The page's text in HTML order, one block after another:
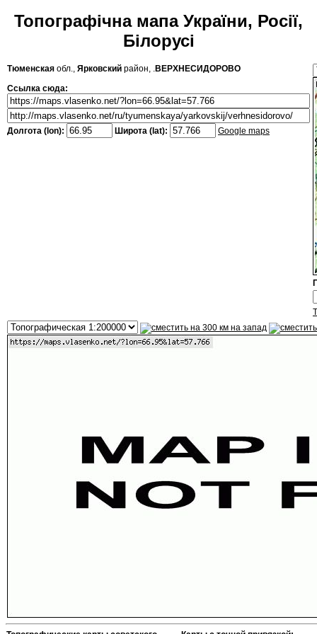
Топографічна мапа України, Росії,
Білорусі
Тюменская обл., Ярковский район, .ВЕРХНЕСИДОРОВО
Ссылка сюда:
Долгота (lon): Широта (lat): Google maps